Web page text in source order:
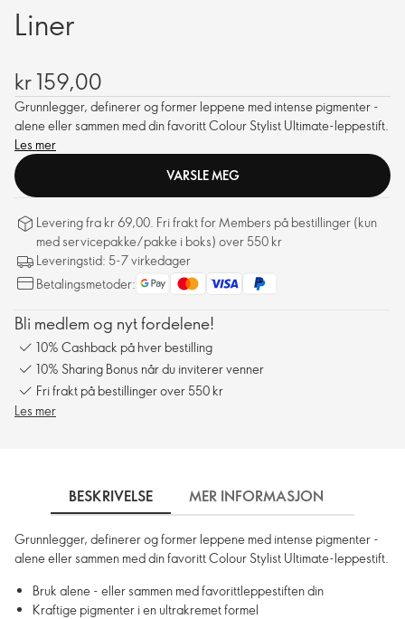
Liner
kr 159,00
Grunnlegger, definerer og former leppene med intense pigmenter -
alene eller sammen med din favoritt Colour Stylist Ultimate-leppestift.
Les mer
VARSLE MEG
Levering fra kr 69,00. Fri frakt for Members på bestillinger (kun
med servicepakke/pakke i boks) over 550 kr
Leveringstid: 5-7 virkedager
Betalingsmetoder:
Bli medlem og nyt fordelene!
10% Cashback på hver bestilling
10% Sharing Bonus når du inviterer venner
Fri frakt på bestillinger over 550 kr
Les mer
BESKRIVELSE MER INFORMASJON
Grunnlegger, definerer og former leppene med intense pigmenter -
alene eller sammen med din favoritt Colour Stylist Ultimate-leppestift.
Bruk alene - eller sammen med favorittleppestiften din
Kraftige pigmenter i en ultrakremet formel